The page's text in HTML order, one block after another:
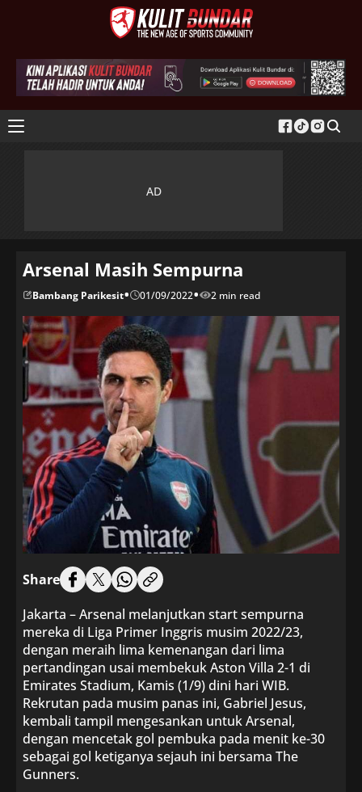
Arsenal Masih Sempurna
Bambang Parikesit• 01/09/2022• 2 min read
Share
Jakarta – Arsenal melanjutkan start sempurna
mereka di Liga Primer Inggris musim 2022/23,
dengan meraih lima kemenangan dari lima
pertandingan usai membekuk Aston Villa 2-1 di
Emirates Stadium, Kamis (1/9) dini hari WIB.
Rekrutan pada musim panas ini, Gabriel Jesus,
kembali tampil mengesankan untuk Arsenal,
dengan mencetak gol pembuka pada menit ke-30
sebagai gol ketiganya sejauh ini bersama The
Gunners.